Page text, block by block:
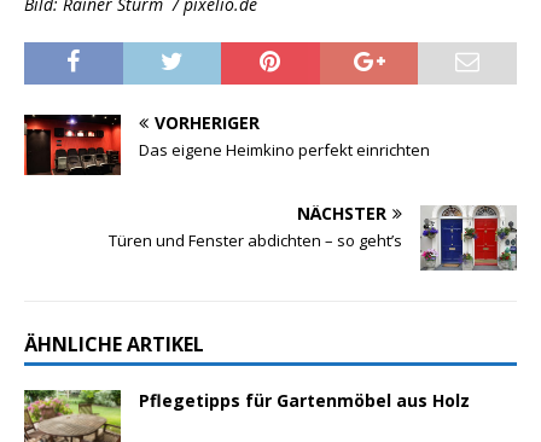
VORHERIGER
Das eigene Heimkino perfekt einrichten
NÄCHSTER
Türen und Fenster abdichten – so geht’s
ÄHNLICHE ARTIKEL
Pflegetipps für Gartenmöbel aus Holz